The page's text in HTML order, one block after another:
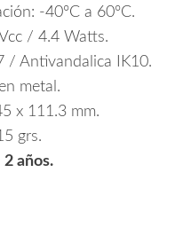
-40ºC a 60ºC.
/ 4.4 Watts.
/ Antivandalica IK10.
metal.
x 111.3 mm.
grs.
años.